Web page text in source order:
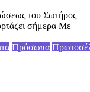
του Σωτήρος
σήμερα Με
Πρόσωπα